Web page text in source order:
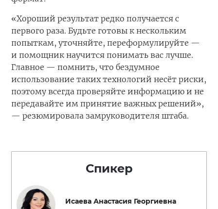
«Хороший результат редко получается с
первого раза. Будьте готовы к нескольким
попыткам, уточняйте, переформулируйте —
и помощник научится понимать вас лучше.
Главное — помнить, что бездумное
использование таких технологий несёт риски,
поэтому всегда проверяйте информацию и не
передавайте им принятие важных решений»,
— резюмировала замруководителя штаба.
Спикер
Исаева Анастасия Георгиевна